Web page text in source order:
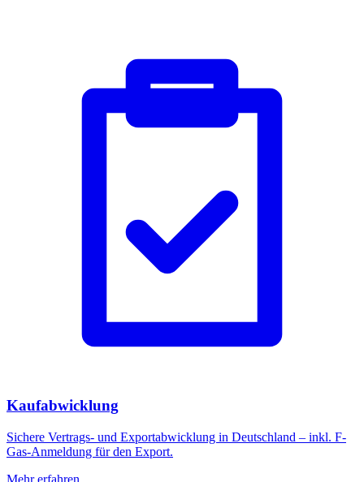
Kaufabwicklung
Sichere Vertrags- und Exportabwicklung in Deutschland – inkl. F-
Gas-Anmeldung für den Export.
Mehr erfahren